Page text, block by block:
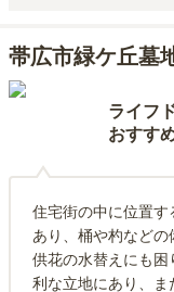
帯広市緑ケ丘墓
ライフ
おすす
住宅街の中に位置す
あり、桶や杓など
供花の水替えにも
利な立地にあり、